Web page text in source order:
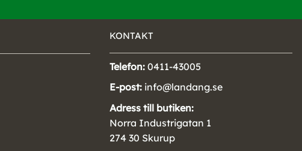
KONTAKT
Telefon: 0411-43005
E-post: info@landang.se
Adress till butiken:
Norra Industrigatan 1
274 30 Skurup